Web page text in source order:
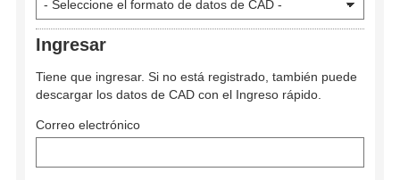
Ingresar
Tiene que ingresar. Si no está registrado, también puede
descargar los datos de CAD con el Ingreso rápido.
Correo electrónico